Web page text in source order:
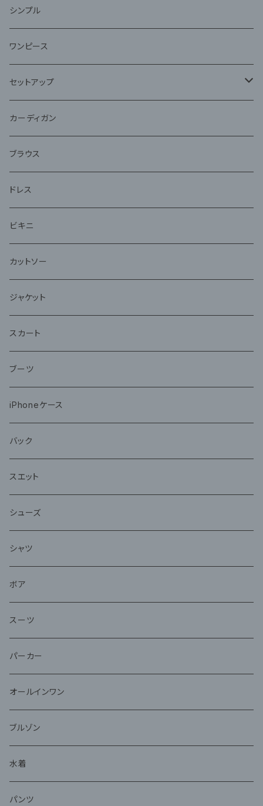
ファー
シンプル
ワンピース
セットアップ
ジャケット
アンサンブル
カーディガン
ブラウス
ドレス
ビキニ
カットソー
ジャケット
スカート
ブーツ
iPhoneケース
バック
スエット
シューズ
シャツ
ボア
スーツ
パーカー
オールインワン
ブルゾン
水着
パンツ